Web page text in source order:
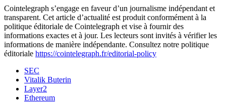
Cointelegraph s’engage en faveur d’un journalisme indépendant et
transparent. Cet article d’actualité est produit conformément à la
politique éditoriale de Cointelegraph et vise à fournir des
informations exactes et à jour. Les lecteurs sont invités à vérifier les
informations de manière indépendante. Consultez notre politique
éditoriale https://cointelegraph.fr/editorial-policy
SEC
Vitalik Buterin
Layer2
Ethereum